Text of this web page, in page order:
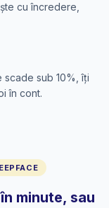
cu încredere,
scade sub 10%, îți
în cont.
minute, sau